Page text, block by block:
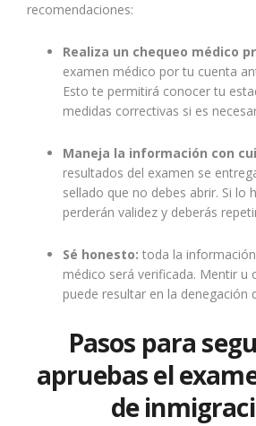
recomendaciones:
Realiza un chequeo médico
examen médico por tu cuenta
Esto te permitirá conocer tu
medidas correctivas si es
Maneja la información con
resultados del examen se
sellado que no debes abrir. Si lo
perderán validez y deberás
Sé honesto: toda la
médico será verificada. Mentir u
puede resultar en la denegación
Pasos para
apruebas el
de